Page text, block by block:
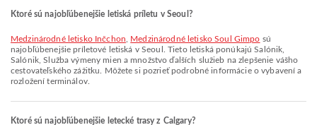
Ktoré sú najobľúbenejšie letiská príletu v Seoul?
Medzinárodné letisko Inčchon Medzinárodné letisko Soul Gimpo sú
najobľúbenejšie príletové letiská v Seoul. Tieto letiská ponúkajú Salónik,
Salónik, Služba výmeny mien a množstvo ďalších služieb na zlepšenie vášho
cestovateľského zážitku. Môžete si pozrieť podrobné informácie o vybavení a
rozložení terminálov.
Ktoré sú najobľúbenejšie letecké trasy z Calgary?